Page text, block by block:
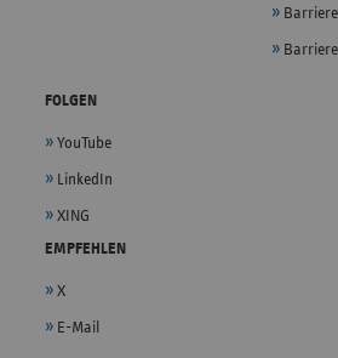
FOLGEN
YouTube
LinkedIn
XING
EMPFEHLEN
X
E-Mail